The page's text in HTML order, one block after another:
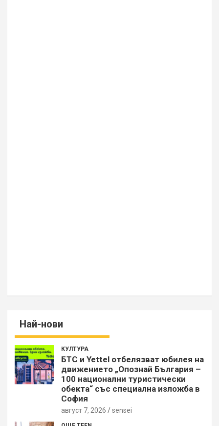
Най-нови
КУЛТУРА
БТС и Yettel отбелязват юбилея на
движението „Опознай България –
100 национални туристически
обекта“ със специална изложба в
София
август 7, 2026 sensei